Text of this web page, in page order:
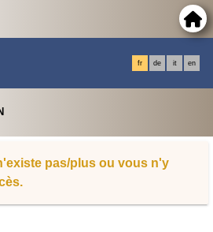
fr de it en
pas/plus ou vous n'y